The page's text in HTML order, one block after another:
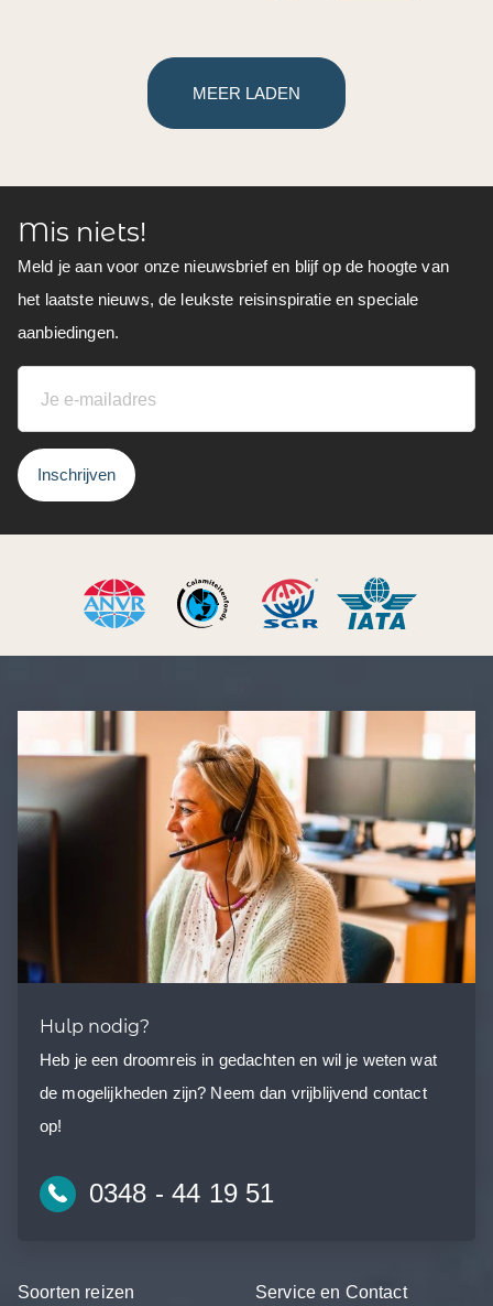
MEER LADEN
Mis niets!
Meld je aan voor onze nieuwsbrief en blijf op de hoogte van
het laatste nieuws, de leukste reisinspiratie en speciale
aanbiedingen.
Inschrijven
Hulp nodig?
Heb je een droomreis in gedachten en wil je weten wat
de mogelijkheden zijn? Neem dan vrijblijvend contact
op!
0348 - 44 19 51
Soorten reizen Service en Contact